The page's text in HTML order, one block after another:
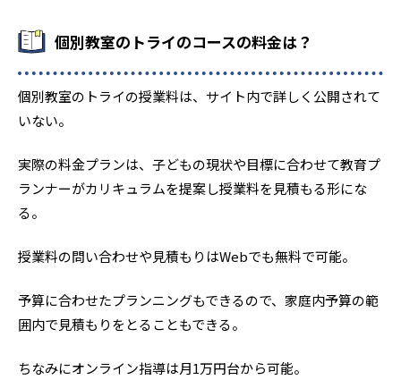
個別教室のトライのコースの料金は？
個別教室のトライの授業料は、サイト内で詳しく公開されて
いない。
実際の料金プランは、子どもの現状や目標に合わせて教育プ
ランナーがカリキュラムを提案し授業料を見積もる形にな
る。
授業料の問い合わせや見積もりはWebでも無料で可能。
予算に合わせたプランニングもできるので、家庭内予算の範
囲内で見積もりをとることもできる。
ちなみにオンライン指導は月1万円台から可能。